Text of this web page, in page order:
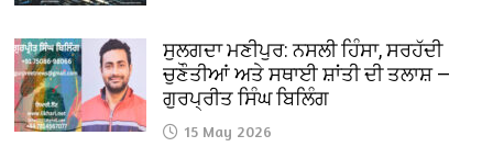
ਸੁਲਗਦਾ ਮਣੀਪੁਰ: ਨਸਲੀ ਹਿੰਸਾ, ਸਰਹੱਦੀ
ਚੁਣੌਤੀਆਂ ਅਤੇ ਸਥਾਈ ਸ਼ਾਂਤੀ ਦੀ ਤਲਾਸ਼ —
ਗੁਰਪ੍ਰੀਤ ਸਿੰਘ ਬਿਲਿੰਗ
15 May 2026